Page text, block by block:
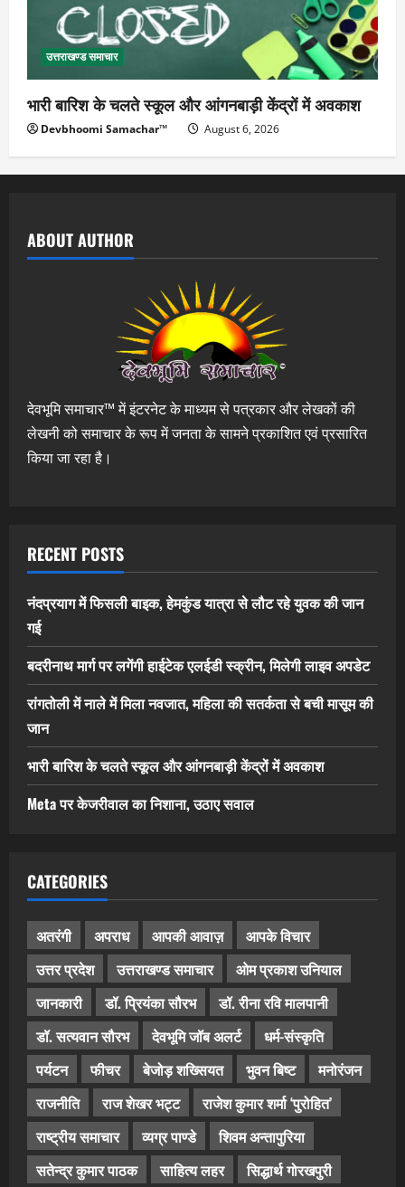
उत्तराखण्ड समाचार
भारी बारिश के चलते स्कूल और आंगनबाड़ी केंद्रों में अवकाश
Devbhoomi Samachar™ August 6, 2026
ABOUT AUTHOR
देवभूमि समाचार™ में इंटरनेट के माध्यम से पत्रकार और लेखकों की
लेखनी को समाचार के रूप में जनता के सामने प्रकाशित एवं प्रसारित
किया जा रहा है।
RECENT POSTS
नंदप्रयाग में फिसली बाइक, हेमकुंड यात्रा से लौट रहे युवक की जान
गई
बदरीनाथ मार्ग पर लगेंगी हाईटेक एलईडी स्क्रीन, मिलेगी लाइव अपडेट
रांगतोली में नाले में मिला नवजात, महिला की सतर्कता से बची मासूम की
जान
भारी बारिश के चलते स्कूल और आंगनबाड़ी केंद्रों में अवकाश
Meta पर केजरीवाल का निशाना, उठाए सवाल
CATEGORIES
अतरंगी अपराध आपकी आवाज़
आपके विचार
उत्तर प्रदेश
उत्तराखण्ड समाचार
ओम प्रकाश उनियाल
जानकारी
डॉ. प्रियंका सौरभ
डॉ. रीना रवि मालपानी
डॉ. सत्यवान सौरभ
देवभूमि जॉब अलर्ट
धर्म-संस्कृति
पर्यटन
फीचर बेजोड़ शख्सियत भुवन बिष्ट
मनोरंजन
राजनीति
राज शेखर भट्ट
राजेश कुमार शर्मा ‘पुरोहित’
राष्ट्रीय समाचार
व्यग्र पाण्डे
शिवम अन्तापुरिया
सतेन्द्र कुमार पाठक
साहित्य लहर सिद्धार्थ गोरखपुरी